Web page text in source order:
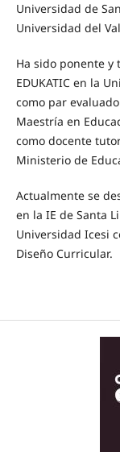
Universidad de
Universidad del
Ha sido ponente y
EDUKATIC en la
como par
Maestría en
como docente
Ministerio de
Actualmente se
en la IE de Santa
Universidad Icesi
Diseño Curricular.